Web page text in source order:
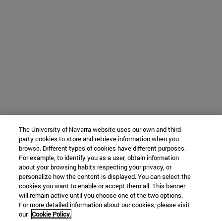
The University of Navarra website uses our own and third-
party cookies to store and retrieve information when you
browse. Different types of cookies have different purposes.
For example, to identify you as a user, obtain information
about your browsing habits respecting your privacy, or
personalize how the content is displayed. You can select the
cookies you want to enable or accept them all. This banner
will remain active until you choose one of the two options.
For more detailed information about our cookies, please visit
our Cookie Policy.